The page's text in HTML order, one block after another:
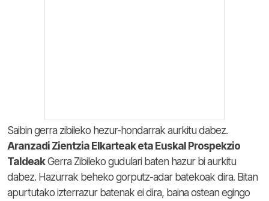
Saibin gerra zibileko hezur-hondarrak aurkitu dabez.
Aranzadi Zientzia Elkarteak eta Euskal Prospekzio
TaldeakGerra Zibileko gudulari baten hazur bi aurkitu
dabez. Hazurrak beheko gorputz-adar batekoak dira. Bitan
apurtutako izterrazur batenak ei dira, baina ostean egingo